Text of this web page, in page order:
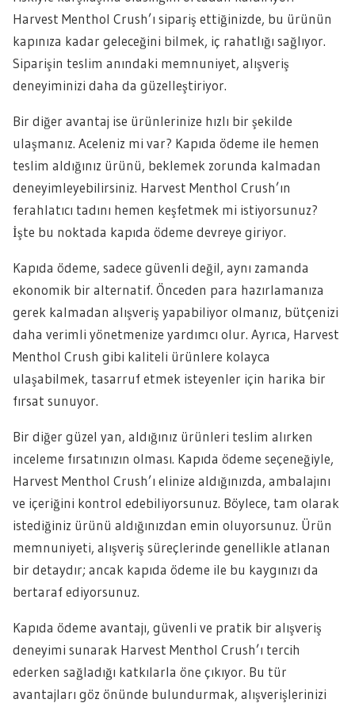
Harvest Menthol Crush’ı sipariş ettiğinizde, bu ürünün
kapınıza kadar geleceğini bilmek, iç rahatlığı sağlıyor.
Siparişin teslim anındaki memnuniyet, alışveriş
deneyiminizi daha da güzelleştiriyor.
Bir diğer avantaj ise ürünlerinize hızlı bir şekilde
ulaşmanız. Aceleniz mi var? Kapıda ödeme ile hemen
teslim aldığınız ürünü, beklemek zorunda kalmadan
deneyimleyebilirsiniz. Harvest Menthol Crush’ın
ferahlatıcı tadını hemen keşfetmek mi istiyorsunuz?
İşte bu noktada kapıda ödeme devreye giriyor.
Kapıda ödeme, sadece güvenli değil, aynı zamanda
ekonomik bir alternatif. Önceden para hazırlamanıza
gerek kalmadan alışveriş yapabiliyor olmanız, bütçenizi
daha verimli yönetmenize yardımcı olur. Ayrıca, Harvest
Menthol Crush gibi kaliteli ürünlere kolayca
ulaşabilmek, tasarruf etmek isteyenler için harika bir
fırsat sunuyor.
Bir diğer güzel yan, aldığınız ürünleri teslim alırken
inceleme fırsatınızın olması. Kapıda ödeme seçeneğiyle,
Harvest Menthol Crush’ı elinize aldığınızda, ambalajını
ve içeriğini kontrol edebiliyorsunuz. Böylece, tam olarak
istediğiniz ürünü aldığınızdan emin oluyorsunuz. Ürün
memnuniyeti, alışveriş süreçlerinde genellikle atlanan
bir detaydır; ancak kapıda ödeme ile bu kaygınızı da
bertaraf ediyorsunuz.
Kapıda ödeme avantajı, güvenli ve pratik bir alışveriş
deneyimi sunarak Harvest Menthol Crush’ı tercih
ederken sağladığı katkılarla öne çıkıyor. Bu tür
avantajları göz önünde bulundurmak, alışverişlerinizi